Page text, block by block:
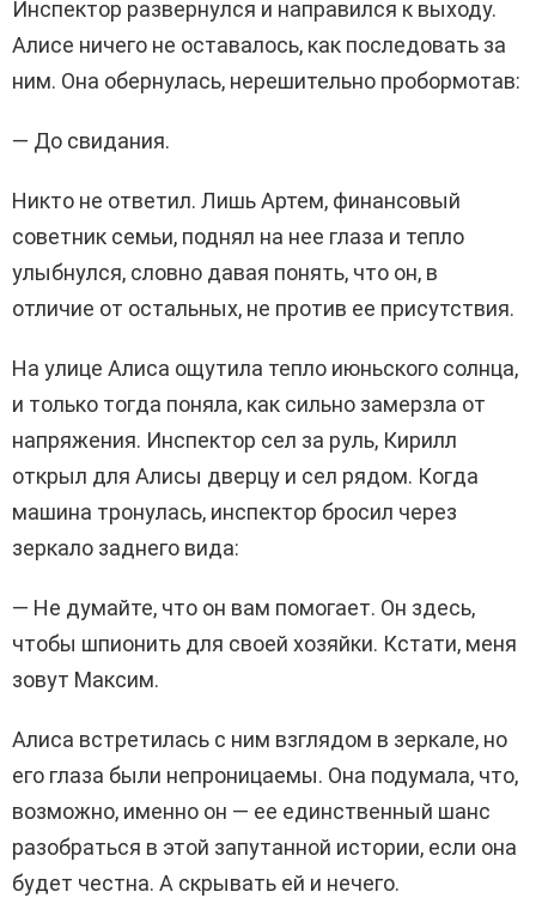
Инспектор развернулся и направился к выходу.
Алисе ничего не оставалось, как последовать за
ним. Она обернулась, нерешительно пробормотав:
— До свидания.
Никто не ответил. Лишь Артем, финансовый
советник семьи, поднял на нее глаза и тепло
улыбнулся, словно давая понять, что он, в
отличие от остальных, не против ее присутствия.
На улице Алиса ощутила тепло июньского солнца,
и только тогда поняла, как сильно замерзла от
напряжения. Инспектор сел за руль, Кирилл
открыл для Алисы дверцу и сел рядом. Когда
машина тронулась, инспектор бросил через
зеркало заднего вида:
— Не думайте, что он вам помогает. Он здесь,
чтобы шпионить для своей хозяйки. Кстати, меня
зовут Максим.
Алиса встретилась с ним взглядом в зеркале, но
его глаза были непроницаемы. Она подумала, что,
возможно, именно он — ее единственный шанс
разобраться в этой запутанной истории, если она
будет честна. А скрывать ей и нечего.